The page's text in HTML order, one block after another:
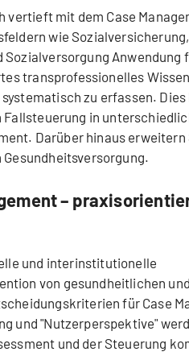
vertieft mit dem Case
wie Sozialversicherung,
Anwendung
transprofessionelles
zu erfassen. Dies
in
Darüber hinaus erweitern
–
und interinstitutionelle
von gesundheitlichen
für Case
und "Nutzerperspektive"
und der Steuerung